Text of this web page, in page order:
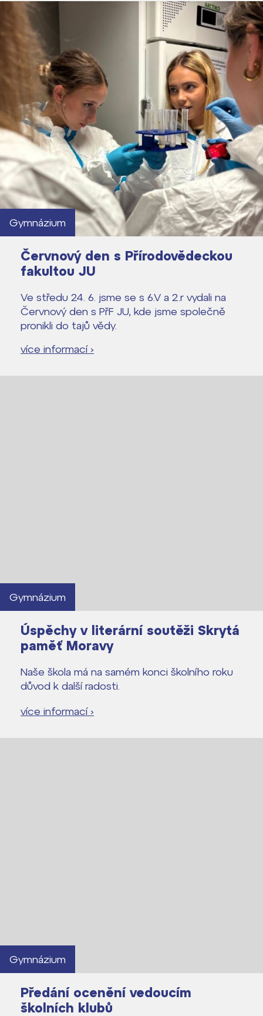
Gymnázium
Červnový den s Přírodovědeckou
fakultou JU
Ve středu 24. 6. jsme se s 6.V a 2.r vydali na
Červnový den s PřF JU, kde jsme společně
pronikli do tajů vědy.
více informací ›
Gymnázium
Úspěchy v literární soutěži Skrytá
paměť Moravy
Naše škola má na samém konci školního roku
důvod k další radosti.
více informací ›
Gymnázium
Předání ocenění vedoucím
školních klubů
Lidé často hledají
Proč se stát žákem ZŠ ČAG
Proč se stát studentem Gymnázia
Kontakt